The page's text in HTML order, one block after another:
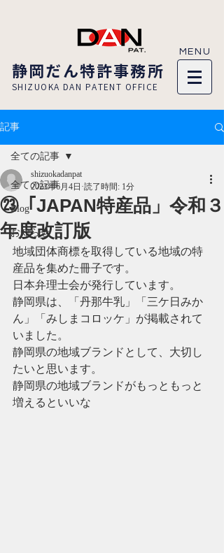
​静岡だん特許事務所
SHIZUOKA DAN PATENT OFFICE​
MENU
記事
全ての記事
Blog
お知らせ
全ての記事
㉓「JAPAN特産品」令和３
年度改訂版
shizuokadanpat
2023年6月4日 読了時間: 1分
地域団体商標を取得している地域の特
産品を集めた冊子です。
日本弁理士会が発行しています。
静岡県は、「丹那牛乳」「三ケ日みか
ん」「みしまコロッケ」が掲載されて
いました。
静岡県の地域ブランドとして、大切し
たいと思います。
静岡県の地域ブランドがもっともっと
増えるといいな